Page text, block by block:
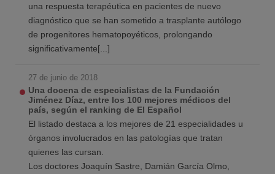
una respuesta terapéutica en pacientes de nuevo
diagnóstico que se han sometido a trasplante autólogo
de progenitores hematopoyéticos, prolongando
significativamente[...]
27 de junio de 2018
Una docena de especialistas de la Fundación
Jiménez Díaz, entre los 100 mejores médicos del
país, según el ranking de El Español
El listado destaca a los mejores de 21 especialidades u
órganos involucrados en las patologías que tratan
quienes las cursan.
Los doctores Joaquín Sastre, Damián García Olmo,